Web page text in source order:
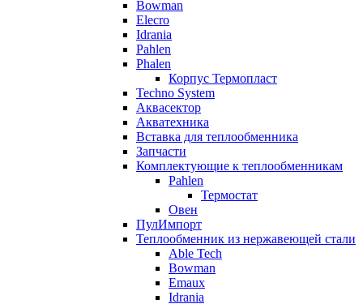
Bowman
Elecro
Idrania
Pahlen
Phalen
Корпус Термопласт
Techno System
Аквасектор
Акватехника
Вставка для теплообменника
Запчасти
Комплектующие к теплообменникам
Pahlen
Термостат
Овен
ПулИмпорт
Теплообменник из нержавеющей стали
Able Tech
Bowman
Emaux
Idrania